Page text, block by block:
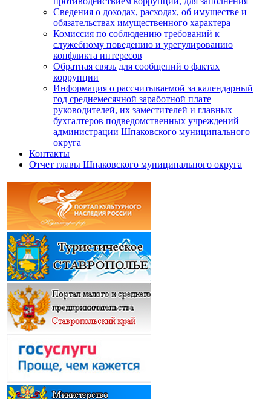
Сведения о доходах, расходах, об имуществе и
обязательствах имущественного характера
Комиссия по соблюдению требований к
служебному поведению и урегулированию
конфликта интересов
Обратная связь для сообщений о фактах
коррупции
Информация о рассчитываемой за календарный
год среднемесячной заработной плате
руководителей, их заместителей и главных
бухгалтеров подведомственных учреждений
администрации Шпаковского муниципального
округа
Контакты
Отчет главы Шпаковского муниципального округа